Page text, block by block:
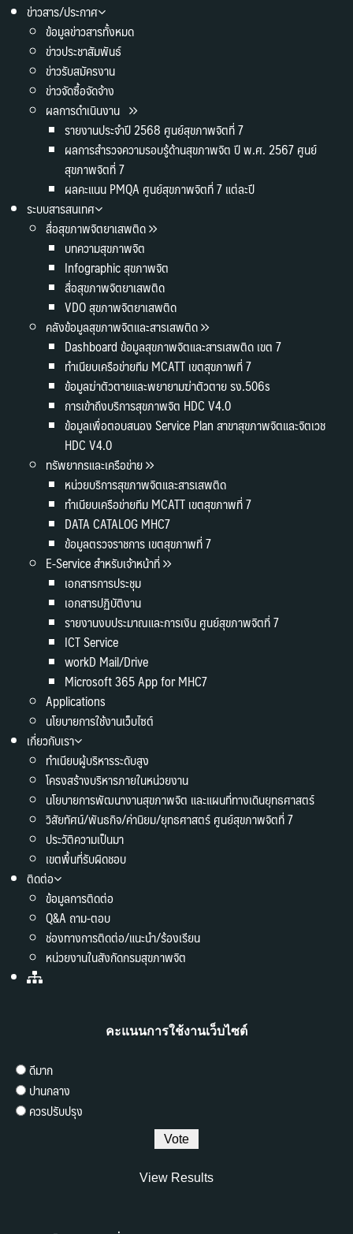
ข่าวสาร/ประกาศ
ข้อมูลข่าวสารทั้งหมด
ข่าวประชาสัมพันธ์
ข่าวรับสมัครงาน
ข่าวจัดซื้อจัดจ้าง
ผลการดำเนินงาน
รายงานประจำปี 2568 ศูนย์สุขภาพจิตที่ 7
ผลการสำรวจความรอบรู้ด้านสุขภาพจิต ปี พ.ศ. 2567 ศูนย์
สุขภาพจิตที่ 7
ผลคะแนน PMQA ศูนย์สุขภาพจิตที่ 7 แต่ละปี
ระบบสารสนเทศ
สื่อสุขภาพจิตยาเสพติด
บทความสุขภาพจิต
Infographic สุขภาพจิต
สื่อสุขภาพจิตยาเสพติด
VDO สุขภาพจิตยาเสพติด
คลังข้อมูลสุขภาพจิตและสารเสพติด
Dashboard ข้อมูลสุขภาพจิตและสารเสพติด เขต 7
ทำเนียบเครือข่ายทีม MCATT เขตสุขภาพที่ 7
ข้อมูลฆ่าตัวตายและพยายามฆ่าตัวตาย รง.506s
การเข้าถึงบริการสุขภาพจิต HDC V4.0
ข้อมูลเพื่อตอบสนอง Service Plan สาขาสุขภาพจิตและจิตเวช
HDC V4.0
ทรัพยากรและเครือข่าย
หน่วยบริการสุขภาพจิตและสารเสพติด
ทำเนียบเครือข่ายทีม MCATT เขตสุขภาพที่ 7
DATA CATALOG MHC7
ข้อมูลตรวจราชการ เขตสุขภาพที่ 7
E-Service สำหรับเจ้าหน้าที่
เอกสารการประชุม
เอกสารปฏิบัติงาน
รายงานงบประมาณและการเงิน ศูนย์สุขภาพจิตที่ 7
ICT Service
workD Mail/Drive
Microsoft 365 App for MHC7
Applications
นโยบายการใช้งานเว็บไซต์
เกี่ยวกับเรา
ทำเนียบผู้บริหารระดับสูง
โครงสร้างบริหารภายในหน่วยงาน
นโยบายการพัฒนางานสุขภาพจิต และแผนที่ทางเดินยุทธศาสตร์
วิสัยทัศน์/พันธกิจ/ค่านิยม/ยุทธศาสตร์ ศูนย์สุขภาพจิตที่ 7
ประวัติความเป็นมา
เขตพื้นที่รับผิดชอบ
ติดต่อ
ข้อมูลการติดต่อ
Q&A ถาม-ตอบ
ช่องทางการติดต่อ/แนะนำ/ร้องเรียน
หน่วยงานในสังกัดกรมสุขภาพจิต
คะแนนการใช้งานเว็บไซต์
ดีมาก
ปานกลาง
ควรปรับปรุง
View Results